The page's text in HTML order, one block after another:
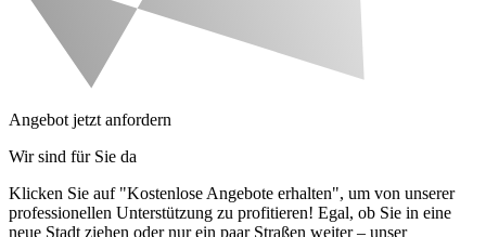
Angebot jetzt anfordern
Wir sind für Sie da
Klicken Sie auf "Kostenlose Angebote erhalten", um von unserer
professionellen Unterstützung zu profitieren! Egal, ob Sie in eine
neue Stadt ziehen oder nur ein paar Straßen weiter – unser